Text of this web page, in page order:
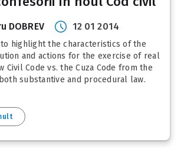
DOBREV 12 01 2014
to highlight the characteristics of the
and actions for the exercise of real
Civil Code vs. the Cuza Code from the
substantive and procedural law.